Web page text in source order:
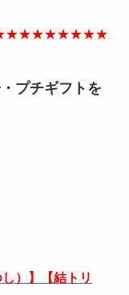
プチギフトを
）】【結トリ